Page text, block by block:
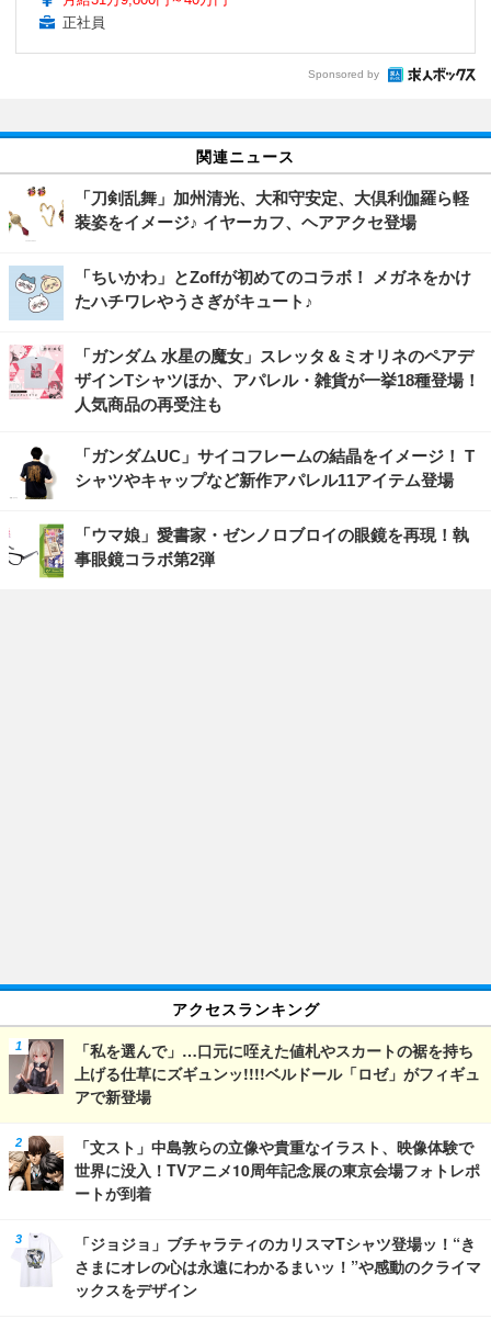
正社員
Sponsored by
関連ニュース
「刀剣乱舞」加州清光、大和守安定、大倶利伽羅ら軽
装姿をイメージ♪ イヤーカフ、ヘアアクセ登場
「ちいかわ」とZoffが初めてのコラボ！ メガネをかけ
たハチワレやうさぎがキュート♪
「ガンダム 水星の魔女」スレッタ＆ミオリネのペアデ
ザインTシャツほか、アパレル・雑貨が一挙18種登場！
人気商品の再受注も
「ガンダムUC」サイコフレームの結晶をイメージ！ T
シャツやキャップなど新作アパレル11アイテム登場
「ウマ娘」愛書家・ゼンノロブロイの眼鏡を再現！執
事眼鏡コラボ第2弾
アクセスランキング
「私を選んで」…口元に咥えた値札やスカートの裾を持ち
上げる仕草にズギュンッ!!!!ベルドール「ロゼ」がフィギュ
アで新登場
「文スト」中島敦らの立像や貴重なイラスト、映像体験で
世界に没入！TVアニメ10周年記念展の東京会場フォトレポ
ートが到着
「ジョジョ」ブチャラティのカリスマTシャツ登場ッ！“き
さまにオレの心は永遠にわかるまいッ！”や感動のクライマ
ックスをデザイン